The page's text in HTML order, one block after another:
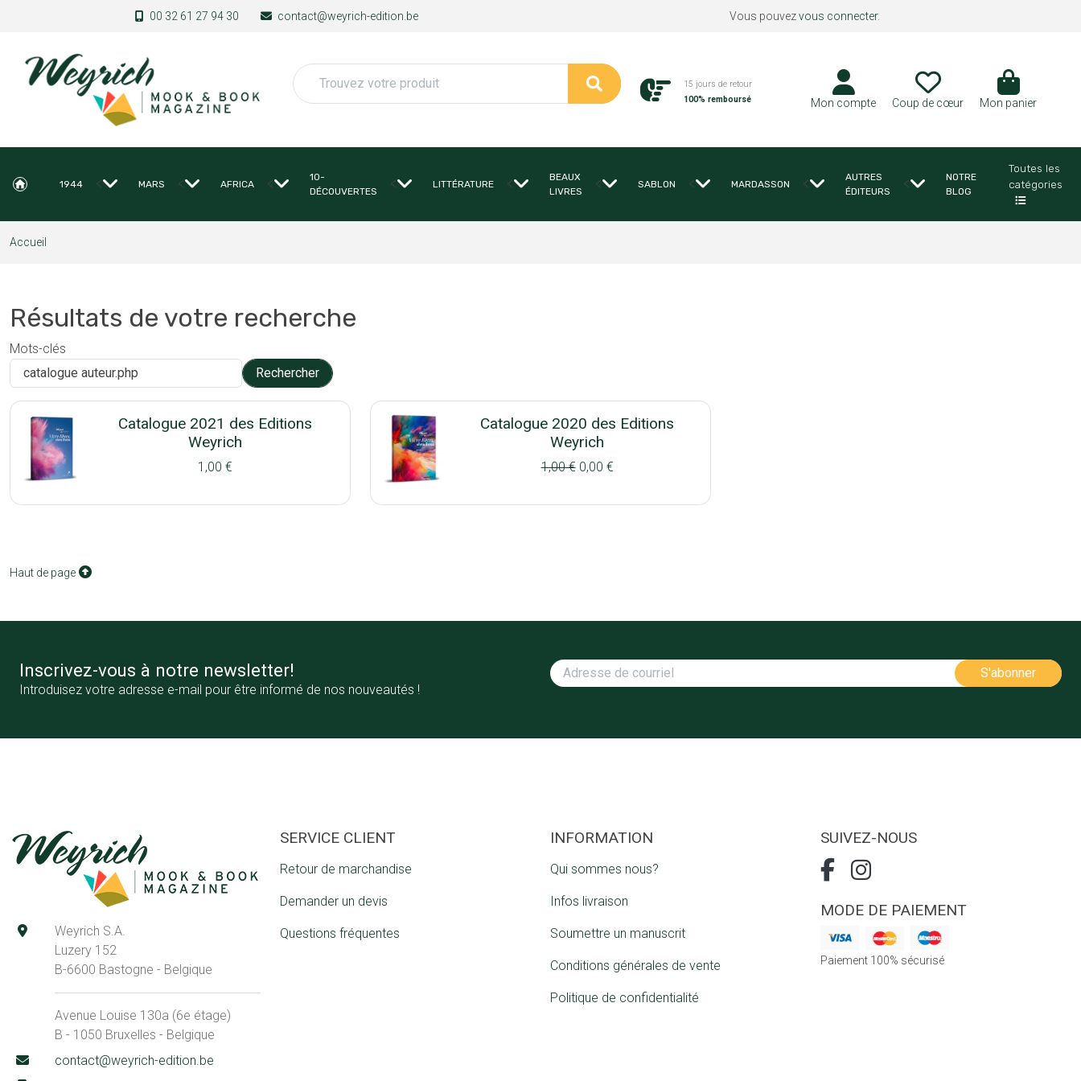
Aller au contenu principal 00 32 61 27 94 30 contact@weyrich-edition.be Vous pouvezvous connecter.
Rechercher
15 jours de retour
100% remboursé
Mon compte Coup de cœur Mon panier
1944 < MARS < AFRICA <
10-
DÉCOUVERTES
< LITTÉRATURE <
BEAUX
LIVRES
< SABLON < MARDASSON <
AUTRES
ÉDITEURS
<
NOTRE
BLOG
Toutes les
catégories
Accueil
Résultats de votre recherche
Mots-clés
Catalogue 2021 des Editions
Weyrich
1,00 €
Catalogue 2020 des Editions
Weyrich
1,00 €0,00 €
Haut de page
Inscrivez-vous à notre newsletter!
Introduisez votre adresse e-mail pour être informé de nos nouveautés !
Weyrich S.A.
Luzery 152
B-6600 Bastogne - Belgique
Avenue Louise 130a (6e étage)
B - 1050 Bruxelles - Belgique
contact@weyrich-edition.be
SERVICE CLIENT
Retour de marchandise
Demander un devis
Questions fréquentes
INFORMATION
Qui sommes nous?
Infos livraison
Soumettre un manuscrit
Conditions générales de vente
Politique de confidentialité
SUIVEZ-NOUS
MODE DE PAIEMENT
Paiement 100% sécurisé